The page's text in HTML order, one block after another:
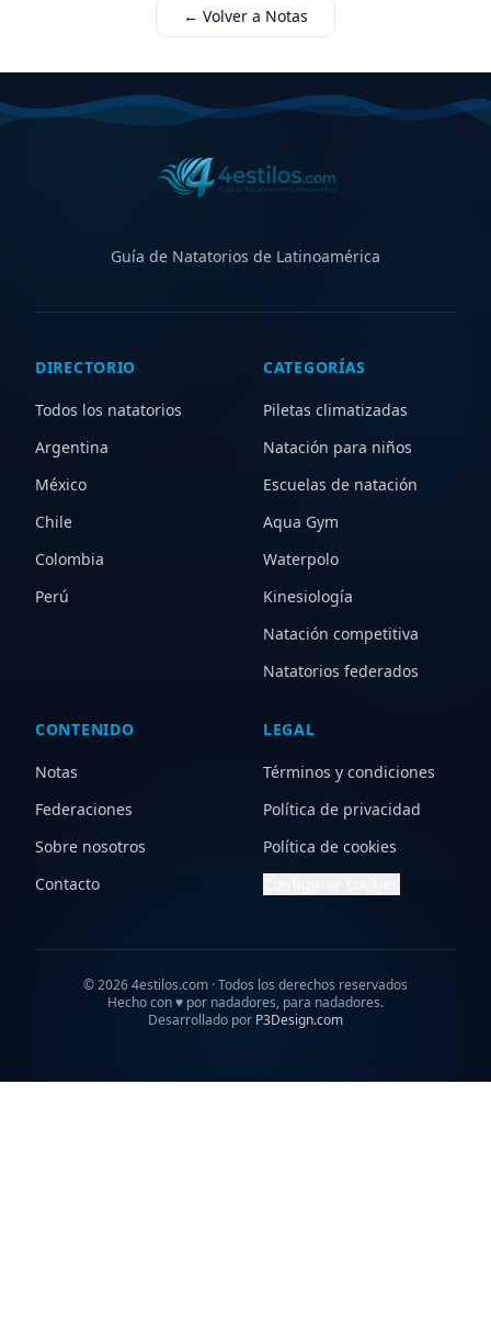
← Volver a Notas
Guía de Natatorios de Latinoamérica
DIRECTORIO
Todos los natatorios
Argentina
México
Chile
Colombia
Perú
CATEGORÍAS
Piletas climatizadas
Natación para niños
Escuelas de natación
Aqua Gym
Waterpolo
Kinesiología
Natación competitiva
Natatorios federados
CONTENIDO
Notas
Federaciones
Sobre nosotros
Contacto
LEGAL
Términos y condiciones
Política de privacidad
Política de cookies
©20264estilos.com · Todos los derechos reservados
Hecho con♥ por nadadores, para nadadores.
Desarrollado por P3Design.com